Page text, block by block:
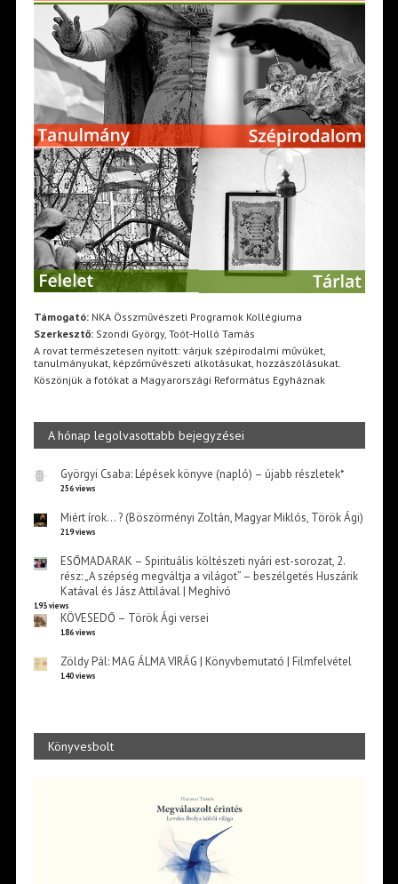
Támogató:NKA Összművészeti Programok Kollégiuma
Szerkesztő:Szondi György, Toót-Holló Tamás
A rovat természetesen nyitott: várjuk szépirodalmi művüket,
tanulmányukat, képzőművészeti alkotásukat, hozzászólásukat.
Köszönjük a fotókat a Magyarországi Református Egyháznak
A hónap legolvasottabb bejegyzései
Györgyi Csaba: Lépések könyve (napló) – újabb részletek*
256 views
Miért írok… ? (Böszörményi Zoltán, Magyar Miklós, Török Ági)
219 views
ESŐMADARAK – Spirituális költészeti nyári est-sorozat, 2.
rész: „A szépség megváltja a világot” – beszélgetés Huszárik
Katával és Jász Attilával | Meghívó
193 views
KÖVESEDŐ – Török Ági versei
186 views
Zöldy Pál: MAG ÁLMA VIRÁG | Könyvbemutató | Filmfelvétel
140 views
Könyvesbolt